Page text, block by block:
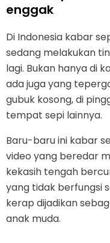
enggak
Di Indonesia kabar
sedang melakukan
lagi. Bukan hanya di
ada juga yang
gubuk kosong, di
tempat sepi lainnya.
Baru-baru ini kabar
video yang beredar
kekasih tengah
yang tidak berfungsi
kerap dijadikan
anak muda.